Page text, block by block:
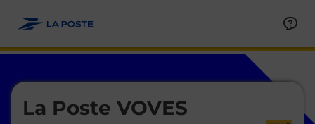
La Poste VOVES
Le lien s'ouvre dans un nouvel onglet